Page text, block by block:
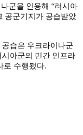
군을 인용해 “러시아
공군기지가 공습받았
습은 우크라이나군
아군의 민간 인프라
로 수행됐다.